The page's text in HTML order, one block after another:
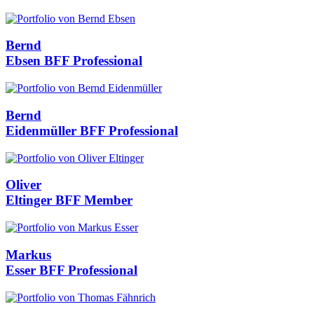
Bernd
Ebsen BFF Professional
Bernd
Eidenmüller BFF Professional
Oliver
Eltinger BFF Member
Markus
Esser BFF Professional